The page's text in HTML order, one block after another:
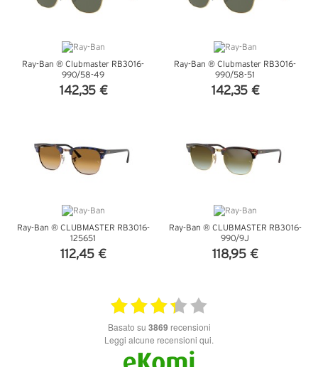
Ray-Ban ® Clubmaster RB3016-
990/58-49
142,35 €
Ray-Ban ® Clubmaster RB3016-
990/58-51
142,35 €
Ray-Ban ® CLUBMASTER RB3016-
125651
112,45 €
Ray-Ban ® CLUBMASTER RB3016-
990/9J
118,95 €
basato su 3869 recensioni
Leggi alcune recensioni qui.